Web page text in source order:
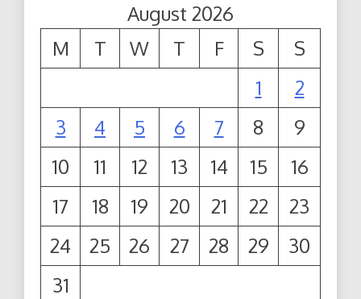
August 2026
M
T W T F S
S
1
2
3
4 5 6 7 8
9
10
11 12 13 14 15
16
17
18 19 20 21 22
23
24
25 26 27 28 29
30
31